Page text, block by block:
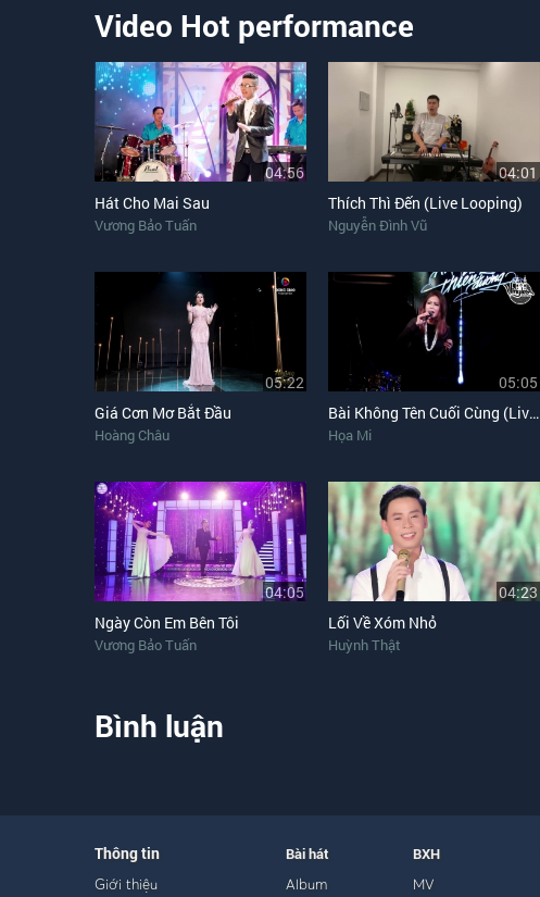
Video Hot performance
04:56
Hát Cho Mai Sau
Vương Bảo Tuấn
04:01
Thích Thì Đến (Live Looping)
Nguyễn Đình Vũ
05:22
Giá Cơn Mơ Bắt Đầu
Hoàng Châu
05:05
Bài Không Tên Cuối Cùng (Liveshow Khóc Mộng Thiên Đường)
Họa Mi
04:05
Ngày Còn Em Bên Tôi
Vương Bảo Tuấn
04:23
Lối Về Xóm Nhỏ
Huỳnh Thật
Bình luận
Thông tin
Giới thiệu
Bài hát
Album
BXH
MV